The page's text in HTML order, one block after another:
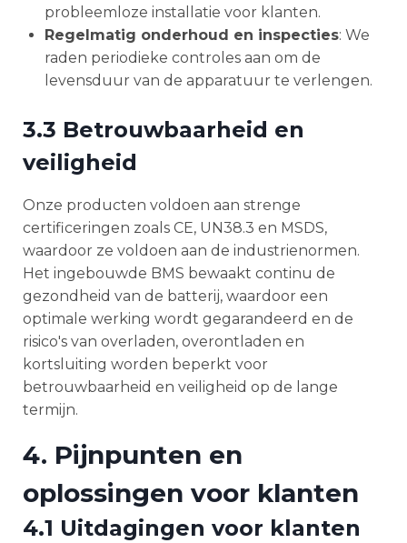
probleemloze installatie voor klanten.
Regelmatig onderhoud en inspecties: We
raden periodieke controles aan om de
levensduur van de apparatuur te verlengen.
3.3 Betrouwbaarheid en
veiligheid
Onze producten voldoen aan strenge
certificeringen zoals CE, UN38.3 en MSDS,
waardoor ze voldoen aan de industrienormen.
Het ingebouwde BMS bewaakt continu de
gezondheid van de batterij, waardoor een
optimale werking wordt gegarandeerd en de
risico's van overladen, overontladen en
kortsluiting worden beperkt voor
betrouwbaarheid en veiligheid op de lange
termijn.
4. Pijnpunten en
oplossingen voor klanten
4.1 Uitdagingen voor klanten